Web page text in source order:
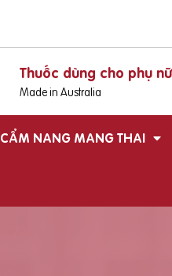
Thuốc dùng cho phụ
Made in Australia
CẨM NANG MANG THAI